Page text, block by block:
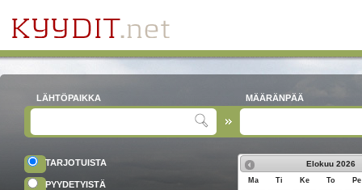
LÄHTÖPAIKKA MÄÄRÄNPÄÄ
TARJOTUISTA
PYYDETYISTÄ
Elokuu 2026
Ma Ti Ke To
Pe